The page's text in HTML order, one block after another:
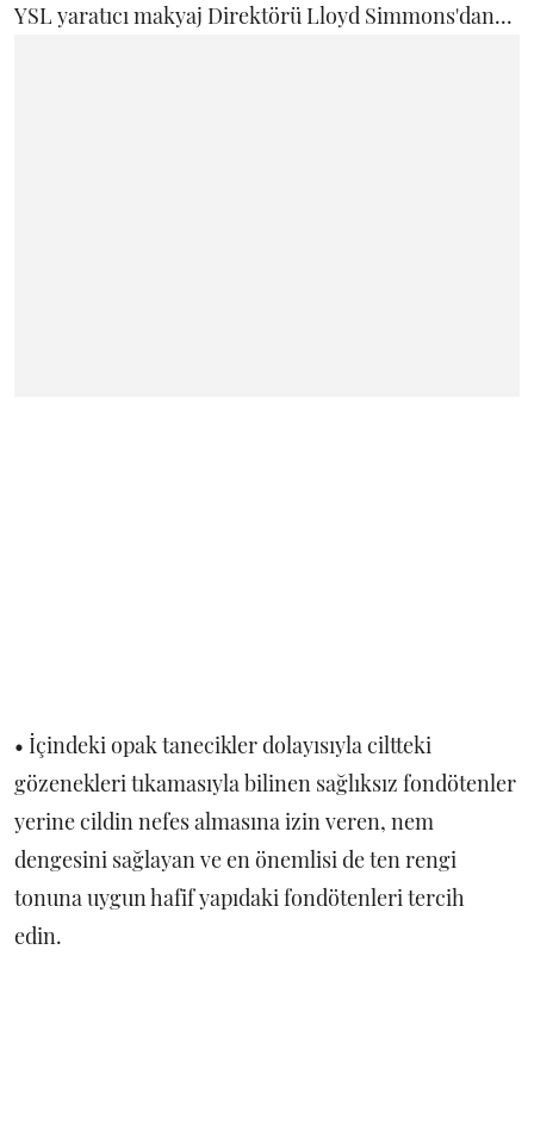
YSL yaratıcı makyaj Direktörü Lloyd Simmons'dan...
• İçindeki opak tanecikler dolayısıyla ciltteki
gözenekleri tıkamasıyla bilinen sağlıksız fondötenler
yerine cildin nefes almasına izin veren, nem
dengesini sağlayan ve en önemlisi de ten rengi
tonuna uygun hafif yapıdaki fondötenleri tercih
edin.